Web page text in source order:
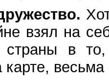
взял на
страны в
карте, весьма